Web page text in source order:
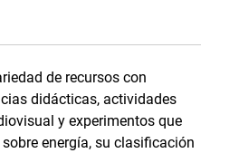
de recursos con
didácticas, actividades
y experimentos que
energía, su clasificación